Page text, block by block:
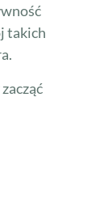
takich